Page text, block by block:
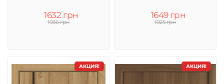
1632 грн
1936 грн
1649 грн
1925 грн
АКЦИЯ! АКЦИЯ!